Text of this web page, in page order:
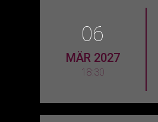
06
MÄR 2027
18:30